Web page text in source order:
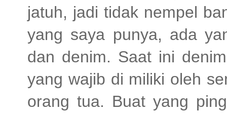
jatuh, jadi tidak nempel
yang saya punya, ada
dan denim. Saat ini
yang wajib di miliki oleh
orang tua. Buat yang